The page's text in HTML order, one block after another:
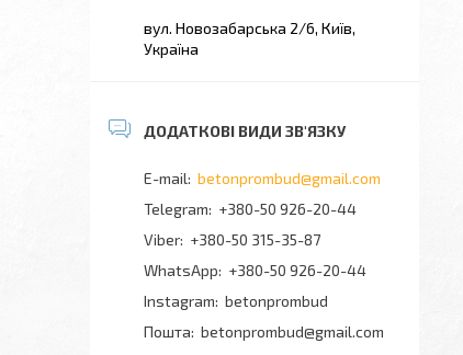
вул. Новозабарська 2/6, Київ,
Україна
betonprombud@gmail.com
+380-50 926-20-44
+380-50 315-35-87
+380-50 926-20-44
Instagram betonprombud
Пошта betonprombud@gmail.com